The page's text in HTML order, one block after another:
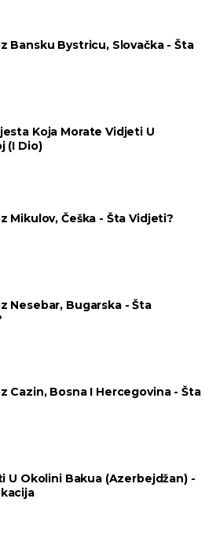
Bansku Bystricu, Slovačka - Šta
Koja Morate Vidjeti U
(I Dio)
Mikulov, Češka - Šta Vidjeti?
Nesebar, Bugarska - Šta
Cazin, Bosna I Hercegovina - Šta
U Okolini Bakua (Azerbejdžan) -